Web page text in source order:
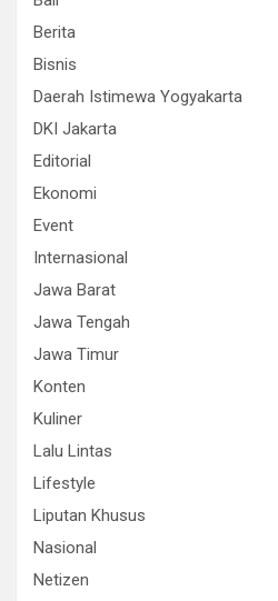
Berita
Bisnis
Daerah Istimewa Yogyakarta
DKI Jakarta
Editorial
Ekonomi
Event
Internasional
Jawa Barat
Jawa Tengah
Jawa Timur
Konten
Kuliner
Lalu Lintas
Lifestyle
Liputan Khusus
Nasional
Netizen